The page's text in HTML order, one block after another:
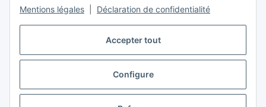
Accepter tout
Configure
Mentions légales Déclaration de confidentialité
Vertrag widerrufen
* Tous les prix incluent la TVA, plus